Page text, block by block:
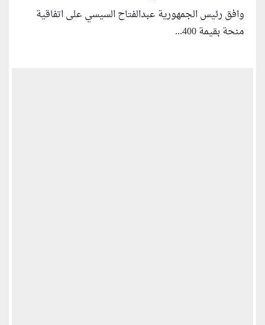
وافق رئيس الجمهورية عبدالفتاح السيسي على اتفاقية
منحة بقيمة 400...